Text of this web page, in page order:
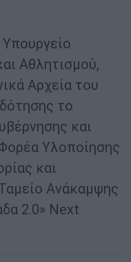
Υπουργείο
Αθλητισμού,
Αρχεία του
το
και
Υλοποίησης
και
Ανάκαμψης
2.0» Next